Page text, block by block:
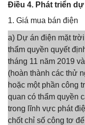
Điều 4. Phát triển
1. Giá mua bán điện
a) Dự án điện mặt
thẩm quyền quyết
tháng 11 năm 2019
(hoàn thành các thử
hoặc một phần công
quan có thẩm quyền
trong lĩnh vực phát
chốt chỉ số công tơ